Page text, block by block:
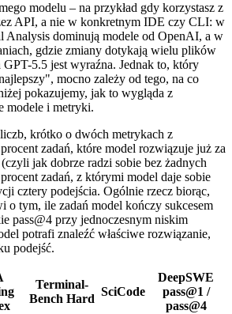
modelu – na przykład gdy korzystasz z
API, a nie w konkretnym IDE czy CLI: w
Analysis dominują modele od OpenAI, a w
gdzie zmiany dotykają wielu plików
5.5 jest wyraźna. Jednak to, który
mocno zależy od tego, na co
pokazujemy, jak to wygląda z
modele i metryki.
krótko o dwóch metrykach z
zadań, które model rozwiązuje już za
jak dobrze radzi sobie bez żadnych
zadań, z którymi model daje sobie
cztery podejścia. Ogólnie rzecz biorąc,
o tym, ile zadań model kończy sukcesem
pass@4 przy jednoczesnym niskim
potrafi znaleźć właściwe rozwiązanie,
podejść.
Terminal-
Bench Hard
SciCode
DeepSWE
pass@1 /
pass@4